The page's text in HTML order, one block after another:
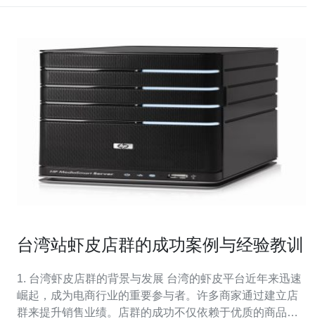
台湾站虾皮店群的成功案例与经验教训
1. 台湾虾皮店群的背景与发展 台湾的虾皮平台近年来迅速
崛起，成为电商行业的重要参与者。许多商家通过建立店
群来提升销售业绩。店群的成功不仅依赖于优质的商品和